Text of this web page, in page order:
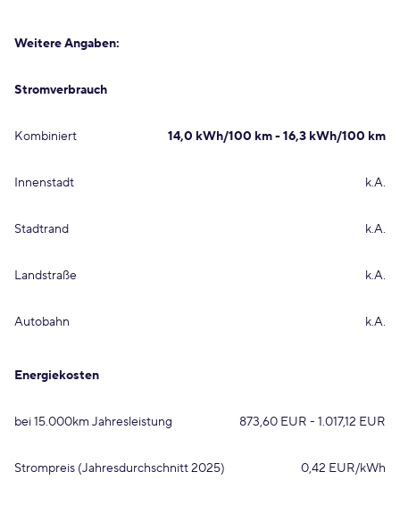
Weitere Angaben:
Stromverbrauch
Kombiniert 14,0 kWh/100 km - 16,3 kWh/100 km
Innenstadt k.A.
Stadtrand k.A.
Landstraße k.A.
Autobahn k.A.
Energiekosten
bei 15.000km Jahresleistung 873,60 EUR - 1.017,12 EUR
Strompreis (Jahresdurchschnitt 2025) 0,42 EUR/kWh